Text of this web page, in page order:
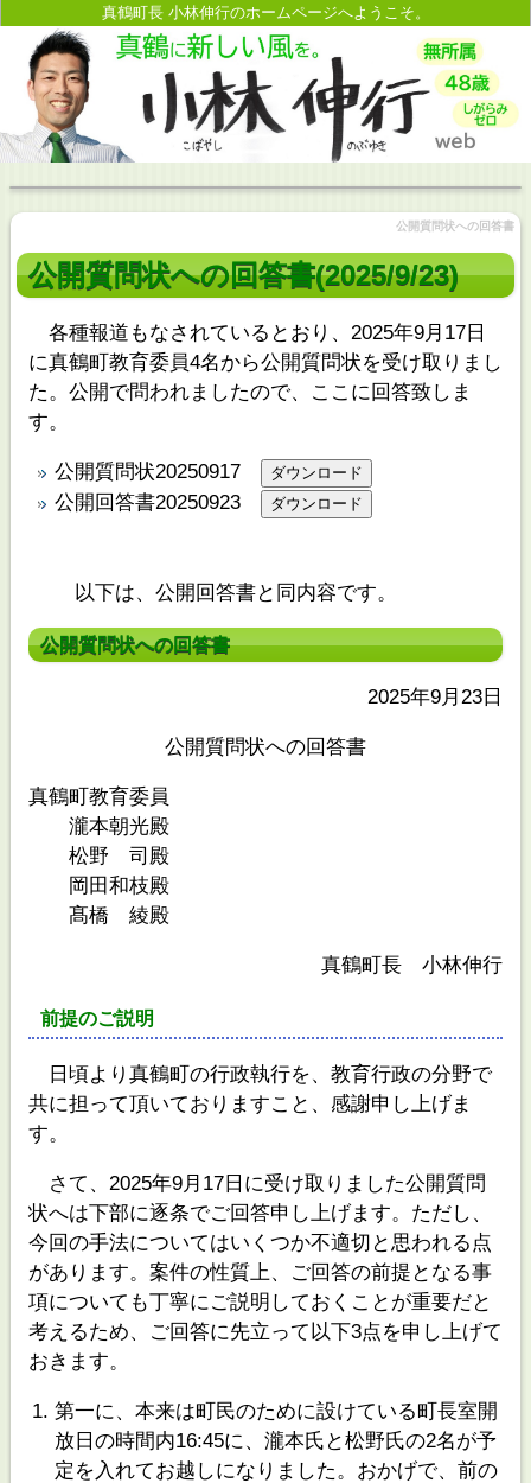
真鶴町長 小林伸行のホームページへようこそ。
公開質問状への回答書
公開質問状への回答書(2025/9/23)
各種報道もなされているとおり、2025年9月17日
に真鶴町教育委員4名から公開質問状を受け取りまし
た。公開で問われましたので、ここに回答致しま
す。
公開質問状20250917
公開回答書20250923
以下は、公開回答書と同内容です。
公開質問状への回答書
2025年9月23日
公開質問状への回答書
真鶴町教育委員
瀧本朝光殿
松野 司殿
岡田和枝殿
髙橋 綾殿
真鶴町長 小林伸行
前提のご説明
日頃より真鶴町の行政執行を、教育行政の分野で
共に担って頂いておりますこと、感謝申し上げま
す。
さて、2025年9月17日に受け取りました公開質問
状へは下部に逐条でご回答申し上げます。ただし、
今回の手法についてはいくつか不適切と思われる点
があります。案件の性質上、ご回答の前提となる事
項についても丁寧にご説明しておくことが重要だと
考えるため、ご回答に先立って以下3点を申し上げて
おきます。
第一に、本来は町民のために設けている町長室開
放日の時間内16:45に、瀧本氏と松野氏の2名が予
定を入れてお越しになりました。おかげで、前の